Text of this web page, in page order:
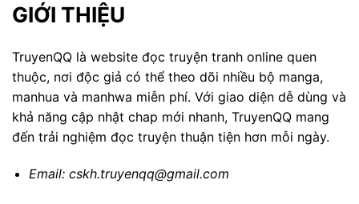
GIỚI THIỆU
TruyenQQ là website đọc truyện tranh online quen
thuộc, nơi độc giả có thể theo dõi nhiều bộ manga,
manhua và manhwa miễn phí. Với giao diện dễ dùng và
khả năng cập nhật chap mới nhanh, TruyenQQ mang
đến trải nghiệm đọc truyện thuận tiện hơn mỗi ngày.
Email: cskh.truyenqq@gmail.com